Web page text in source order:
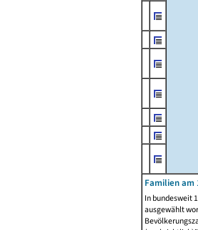
Familien am
In bundesweit
ausgewählt